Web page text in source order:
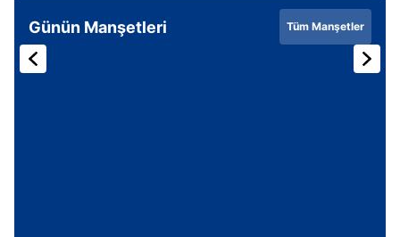
Günün Manşetleri Tüm Manşetler